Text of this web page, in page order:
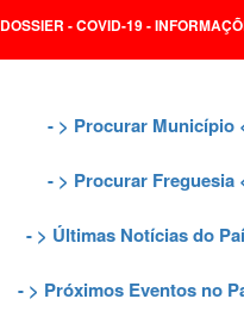
DOSSIER - COVID-19 -
- > Procurar Município
- > Procurar Freguesia
- > Últimas Notícias do
- > Próximos Eventos no